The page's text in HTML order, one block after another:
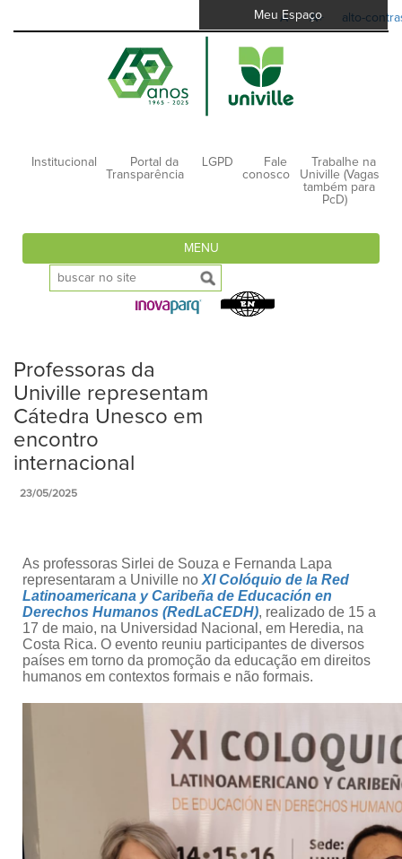
A- A+ alto-
Meu Espaço
Institucional
Portal da
Transparência
LGPD
Fale
conosco
Trabalhe na
Univille (Vagas
também para
PcD)
MENU
Professoras da
Univille representam
Cátedra Unesco em
encontro
internacional
23/05/2025
As professoras Sirlei de Souza e Fernanda Lapa
representaram a Univille no XI Colóquio de la Red
Latinoamericana y Caribeña de Educación en
Derechos Humanos (RedLaCEDH), realizado de 15 a
17 de maio, na Universidad Nacional, em Heredia, na
Costa Rica. O evento reuniu participantes de diversos
países em torno da promoção da educação em direitos
humanos em contextos formais e não formais.